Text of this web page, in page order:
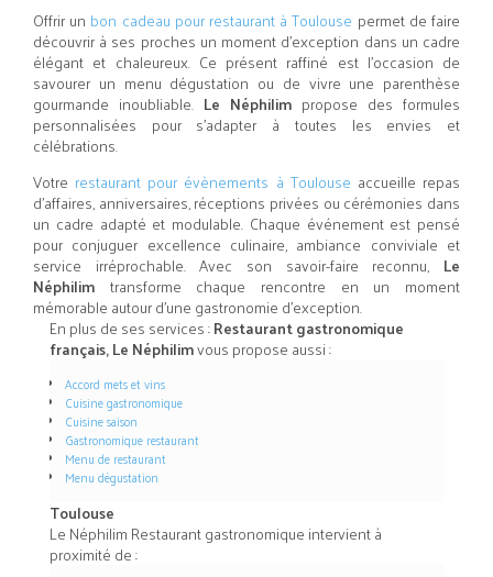
Offrir un bon cadeau pour restaurant à Toulouse permet de faire
découvrir à ses proches un moment d’exception dans un cadre
élégant et chaleureux. Ce présent raffiné est l’occasion de
savourer un menu dégustation ou de vivre une parenthèse
gourmande inoubliable. Le Néphilim propose des formules
personnalisées pour s’adapter à toutes les envies et
célébrations.
Votre restaurant pour évènements à Toulouse accueille repas
d’affaires, anniversaires, réceptions privées ou cérémonies dans
un cadre adapté et modulable. Chaque événement est pensé
pour conjuguer excellence culinaire, ambiance conviviale et
service irréprochable. Avec son savoir-faire reconnu, Le
Néphilim transforme chaque rencontre en un moment
mémorable autour d’une gastronomie d’exception.
En plus de ses services :Restaurant gastronomique
français, Le Néphilimvous propose aussi :
Accord mets et vins
Cuisine gastronomique
Cuisine saison
Gastronomique restaurant
Menu de restaurant
Menu dégustation
Toulouse
Le Néphilim Restaurant gastronomique intervient à
proximité de :